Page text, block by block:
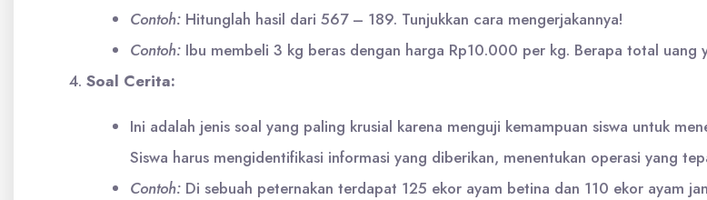
Contoh: Hitunglah hasil dari 567 – 189. Tunjukkan cara mengerjakannya!
Contoh: Ibu membeli 3 kg beras dengan harga Rp10.000 per kg. Berapa total uang
Soal Cerita:
Ini adalah jenis soal yang paling krusial karena menguji kemampuan siswa untuk
Siswa harus mengidentifikasi informasi yang diberikan, menentukan operasi yang
Contoh: Di sebuah peternakan terdapat 125 ekor ayam betina dan 110 ekor ayam